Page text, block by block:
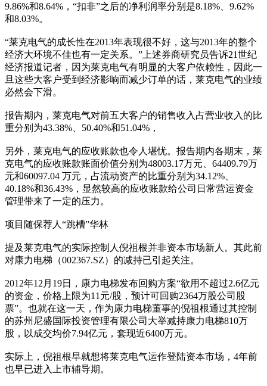
9.86%和8.64%，“扣非”之后的净利润率分别是8.18%、9.62%
和8.03%。
“莱克电气的成长性在2013年表现很不好，这与2013年的整个
经济大环境不佳也有一定关系。”上述券商研究员告诉21世纪
经济报道记者，因为莱克电气有明显的大客户依赖性，因此一
旦这些大客户受到经济影响而减少订单的话，莱克电气的业绩
必然会下滑。
报告期内，莱克电气对前五大客户的销售收入占营业收入的比
重分别为43.38%、50.40%和51.04%，
另外，莱克电气的应收账款也令人堪忧。报告期内各期末，莱
克电气的应收账款账面价值分别为48003.17万元、64409.79万
元和60097.04 万元，占流动资产的比重分别为34.12%、
40.18%和36.43%，显然较高的应收账款给公司日常营运资金
管理带来了一定的压力。
项目随保荐人“跳槽”华林
提及莱克电气的实际控制人倪祖根并非资本市场新人。其此前
对康力电梯（002367.SZ）的减持已引起关注。
2012年12月19日，康力电梯发布回购方案“欲用不超过2.6亿元
的资金，价格上限为11元/股，预计可回购2364万股公司股
票”。也就在这一天，作为康力电梯董事的倪祖根通过其控制
的苏州尼盛国际投资管理有限公司大举减持康力电梯810万
股，以成交均价7.94亿元，套现近6400万元。
实际上，倪祖根早就想将莱克电气运作登陆资本市场，4年前
也早已进入上市辅导期。